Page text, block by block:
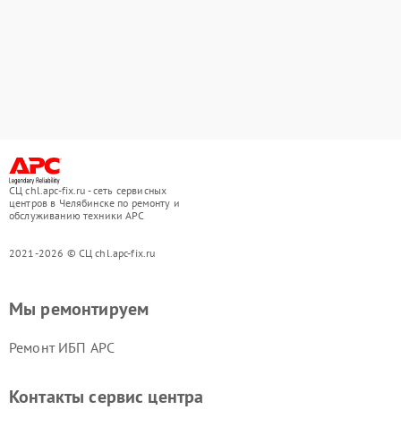
СЦ chl.apc-fix.ru - сеть сервисных
центров в Челябинске по ремонту и
обслуживанию техники APC
2021-2026 © СЦ chl.apc-fix.ru
Мы ремонтируем
Ремонт ИБП APC
Контакты сервис центра